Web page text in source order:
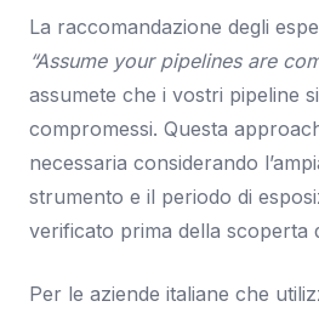
La raccomandazione degli
“Assume your pipelines are
assumete che i vostri pipeline
compromessi. Questa
necessaria considerando
strumento e il periodo di
verificato prima della scoperta
Per le aziende italiane che